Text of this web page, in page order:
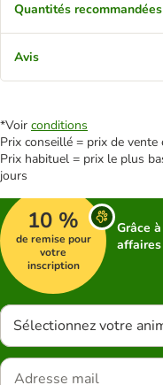
Quantités recommandées
Avis
*Voir conditions
Prix conseillé = prix de
Prix habituel = prix le plus
jours
10 %
de remise pour
votre
inscription
Grâce
Sélectionnez votre